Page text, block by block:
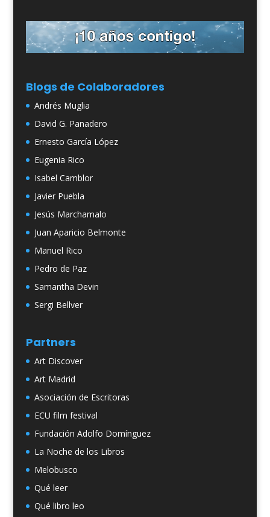
Blogs de Colaboradores
Andrés Muglia
David G. Panadero
Ernesto García López
Eugenia Rico
Isabel Camblor
Javier Puebla
Jesús Marchamalo
Juan Aparicio Belmonte
Manuel Rico
Pedro de Paz
Samantha Devin
Sergi Bellver
Partners
Art Discover
Art Madrid
Asociación de Escritoras
ECU film festival
Fundación Adolfo Domínguez
La Noche de los Libros
Melobusco
Qué leer
Qué libro leo